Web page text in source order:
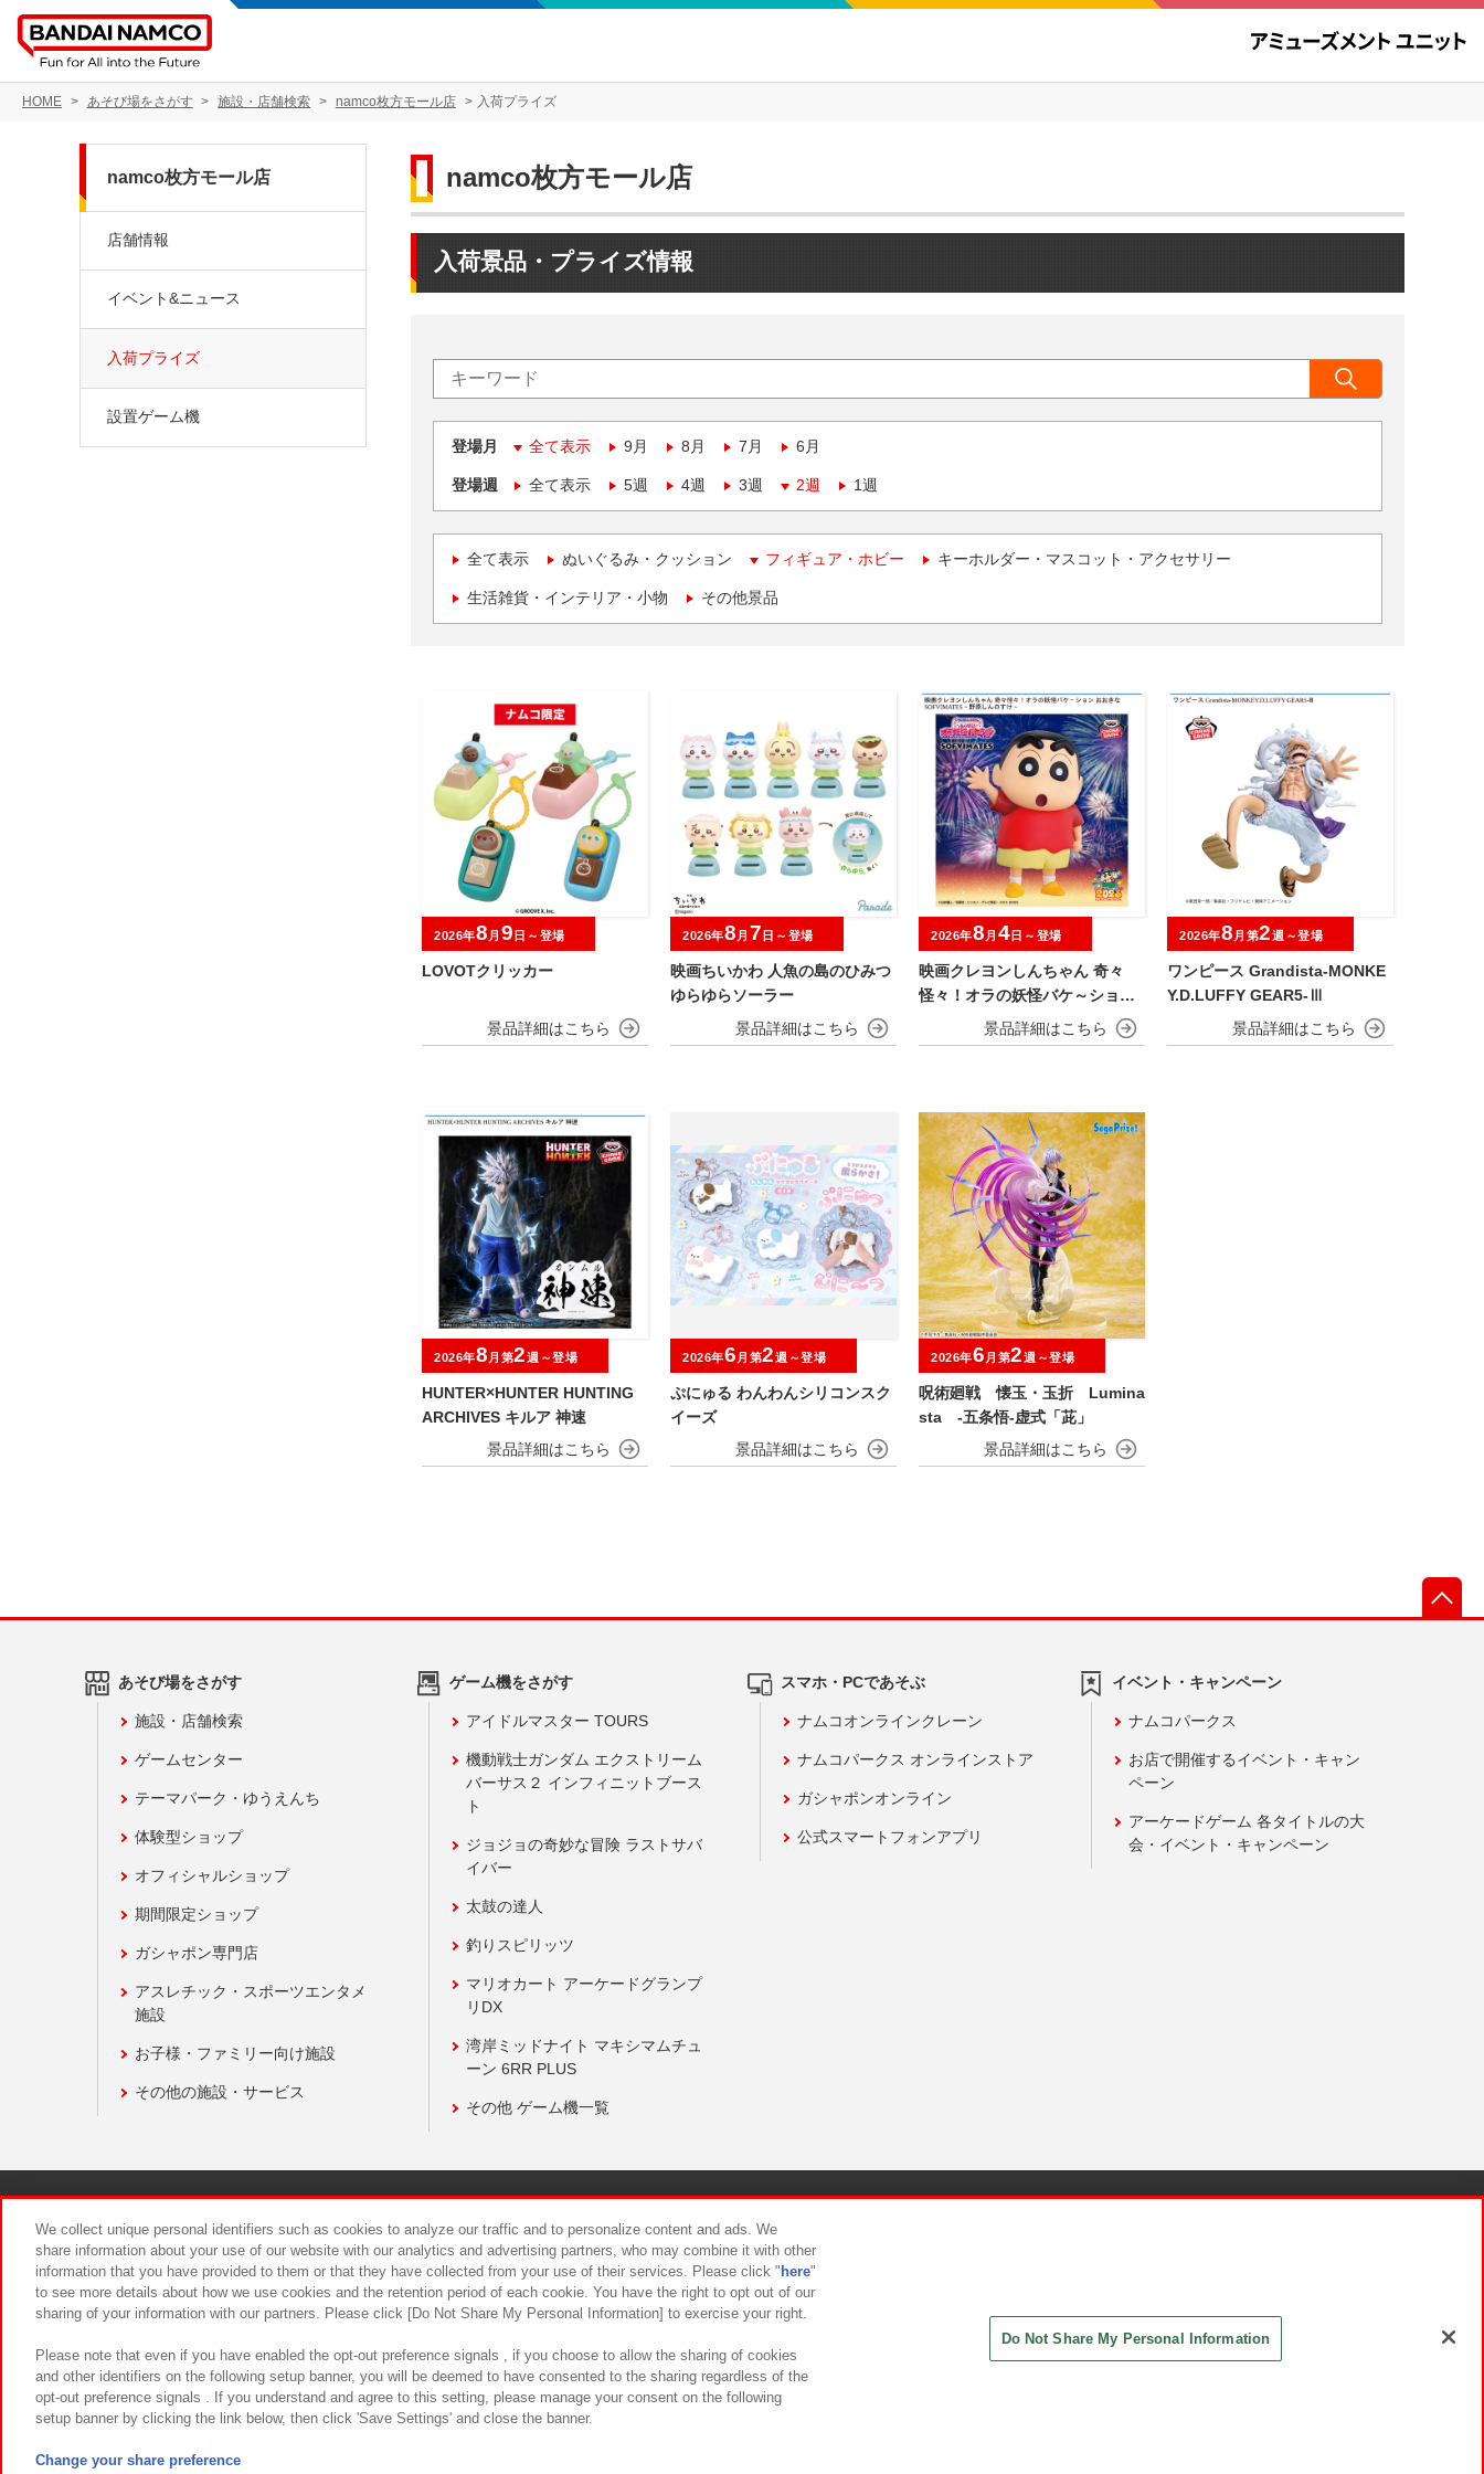
HOME あそび場をさがす 施設・店舗検索 namco枚方モール店 入荷プライズ
namco枚方モール店
入荷景品・プライズ情報
登場月 全て表示 9月 8月 7月 6月
登場週 全て表示 5週 4週 3週 2週 1週
全て表示 ぬいぐるみ・クッション フィギュア・ホビー キーホルダー・マスコット・アクセサリー
生活雑貨・インテリア・小物 その他景品
LOVOTクリッカー
2026年8 月 9 日～登場
映画ちいかわ 人魚の島のひみつ
ゆらゆらソーラー
2026年8 月 7 日～登場
映画クレヨンしんちゃん 奇々
怪々！オラの妖怪バケ～ション
おおきなSOFVIMATES～野原し
んのすけ～
2026年8 月 4日～登場
ワンピース Grandista-MONKE
Y.D.LUFFY GEAR5-Ⅲ
2026年8 月第2週～登場
HUNTER×HUNTER HUNTING
ARCHIVES キルア 神速
2026年8 月第2週～登場
ぷにゅる わんわんシリコンスク
イーズ
2026年6 月第2週～登場
呪術廻戦 懐玉・玉折 Lumina
sta ‐五条悟‐虚式「茈」
2026年6 月第2週～登場
namco枚方モール店
店舗情報
イベント&ニュース
入荷プライズ
設置ゲーム機
あそび場をさがす
施設・店舗検索
ゲームセンター
テーマパーク・ゆうえんち
体験型ショップ
オフィシャルショップ
期間限定ショップ
ガシャポン専門店
アスレチック・スポーツエンタメ
施設
お子様・ファミリー向け施設
その他の施設・サービス
ゲーム機をさがす
アイドルマスター TOURS
機動戦士ガンダム エクストリーム
バーサス２ インフィニットブース
ト
ジョジョの奇妙な冒険 ラストサバ
イバー
太鼓の達人
釣りスピリッツ
マリオカート アーケードグランプ
リDX
湾岸ミッドナイト マキシマムチュ
ーン 6RR PLUS
その他 ゲーム機一覧
スマホ・PCであそぶ
ナムコオンラインクレーン
ナムコパークス オンラインストア
ガシャポンオンライン
公式スマートフォンアプリ
イベント・キャンペーン
ナムコパークス
お店で開催するイベント・キャン
ペーン
アーケードゲーム 各タイトルの大
会・イベント・キャンペーン
食品のご提供について カスタマーハラスメント対応方針
We collect unique personal identifiers such as cookies to analyze our traffic and to personalize content and ads. We
share information about your use of our website with our analytics and advertising partners, who may combine it with other
information that you have provided to them or that they have collected from your use of their services. Please click " here"
to see more details about how we use cookies and the retention period of each cookie. You have the right to opt out of our
sharing of your information with our partners. Please click [Do Not Share My Personal Information] to exercise your right.
Please note that even if you have enabled the opt-out preference signals , if you choose to allow the sharing of cookies
and other identifiers on the following setup banner, you will be deemed to have consented to the sharing regardless of the
opt-out preference signals . If you understand and agree to this setting, please manage your consent on the following
setup banner by clicking the link below, then click 'Save Settings' and close the banner.
Change your share preference
Do Not Share My Personal Information